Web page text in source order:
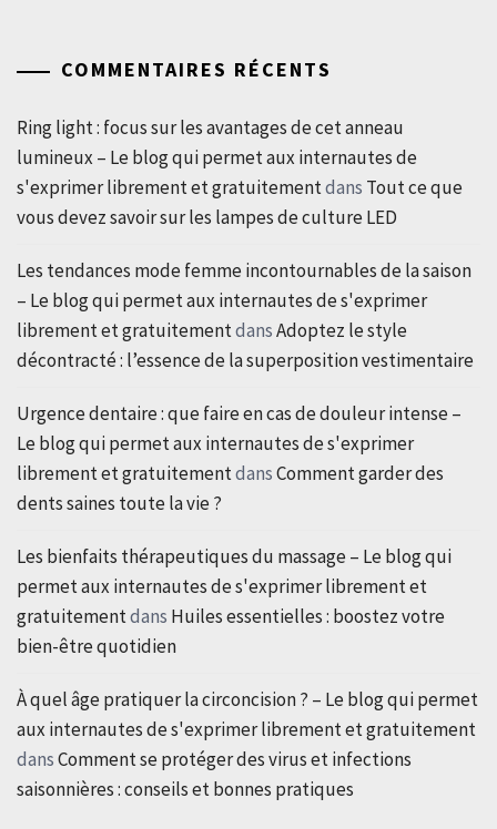
COMMENTAIRES RÉCENTS
Ring light : focus sur les avantages de cet anneau
lumineux – Le blog qui permet aux internautes de
s'exprimer librement et gratuitementdans Tout ce que
vous devez savoir sur les lampes de culture LED
Les tendances mode femme incontournables de la saison
– Le blog qui permet aux internautes de s'exprimer
librement et gratuitementdansAdoptez le style
décontracté : l’essence de la superposition vestimentaire
Urgence dentaire : que faire en cas de douleur intense –
Le blog qui permet aux internautes de s'exprimer
librement et gratuitementdansComment garder des
dents saines toute la vie ?
Les bienfaits thérapeutiques du massage – Le blog qui
permet aux internautes de s'exprimer librement et
gratuitementdans Huiles essentielles : boostez votre
bien-être quotidien
À quel âge pratiquer la circoncision ? – Le blog qui permet
aux internautes de s'exprimer librement et gratuitement
dansComment se protéger des virus et infections
saisonnières : conseils et bonnes pratiques